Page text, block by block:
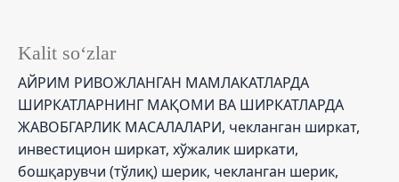
Kalit so‘zlar
АЙРИМ РИВОЖЛАНГАН МАМЛАКАТЛАРДА
ШИРКАТЛАРНИНГ МАҚОМИ ВА ШИРКАТЛАРДА
ЖАВОБГАРЛИК МАСАЛАЛАРИ чекланган ширкат,
инвестицион ширкат, хўжалик ширкати,
бошқарувчи (тўлиқ) шерик, чекланган шерик,